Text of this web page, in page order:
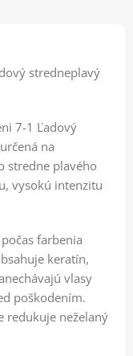
stredneplavý
7-1 Ľadový
na
stredne plavého
vysokú intenzitu
farbenia
keratín,
vlasy
poškodením.
redukuje neželaný